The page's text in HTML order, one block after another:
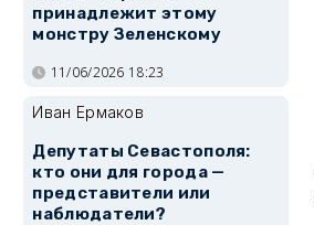
принадлежит этому
монстру Зеленскому
11/06/2026 18:23
Иван Ермаков
Депутаты Севастополя:
кто они для города —
представители или
наблюдатели?